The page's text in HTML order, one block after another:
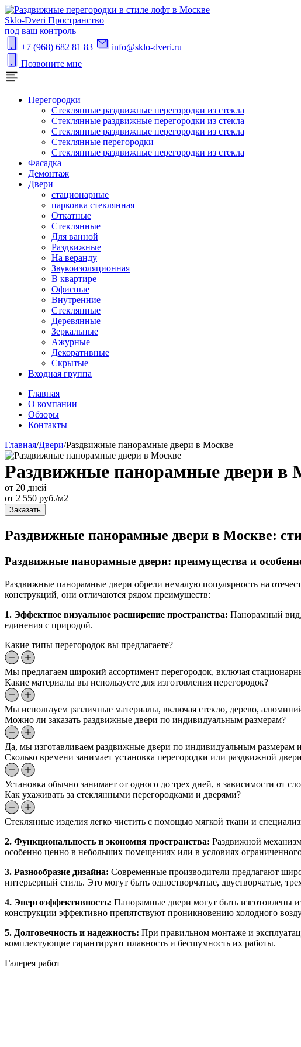
Sklo-Dveri Пространство
под ваш контроль
+7 (968) 682 81 83
info@sklo-dveri.ru
Позвоните мне
Перегородки
Стеклянные раздвижные перегородки из стекла
Стеклянные раздвижные перегородки из стекла
Стеклянные раздвижные перегородки из стекла
Стеклянные перегородки
Стеклянные раздвижные перегородки из стекла
Фасадка
Демонтаж
Двери
стационарные
парковка стеклянная
Откатные
Стеклянные
Для ванной
Раздвижные
На веранду
Звукоизоляционная
В квартире
Офисные
Внутренние
Стеклянные
Деревянные
Зеркальные
Ажурные
Декоративные
Скрытые
Входная группа
Главная
О компании
Обзоры
Контакты
Главная/Двери/Раздвижные панорамные двери в Москве
Раздвижные панорамные двери в
от 20 дней
от 2 550 руб./м2
Заказать
Раздвижные панорамные двери в Москве:
Раздвижные панорамные двери: преимущества и
Раздвижные панорамные двери обрели немалую популярность на
конструкций, они отличаются рядом преимуществ:
1. Эффектное визуальное расширение пространства: Панорамный вид,
единения с природой.
Какие типы перегородок вы предлагаете?
Мы предлагаем широкий ассортимент перегородок, включая
Какие материалы вы используете для изготовления перегородок?
Мы используем различные материалы, включая стекло, дерево,
Можно ли заказать раздвижные двери по индивидуальным размерам?
Да, мы изготавливаем раздвижные двери по индивидуальным размерам
Сколько времени занимает установка перегородки или раздвижной
Установка обычно занимает от одного до трех дней, в зависимости от
Как ухаживать за стеклянными перегородками и дверями?
Стеклянные изделия легко чистить с помощью мягкой ткани и
2. Функциональность и экономия пространства: Раздвижной
особенно ценно в небольших помещениях или в условиях
3. Разнообразие дизайна: Современные производители предлагают
интерьерный стиль. Это могут быть одностворчатые, двустворчатые,
4. Энергоэффективность: Панорамные двери могут быть изготовлены
конструкции эффективно препятствуют проникновению холодного
5. Долговечность и надежность: При правильном монтаже и
комплектующие гарантируют плавность и бесшумность их работы.
Галерея работ